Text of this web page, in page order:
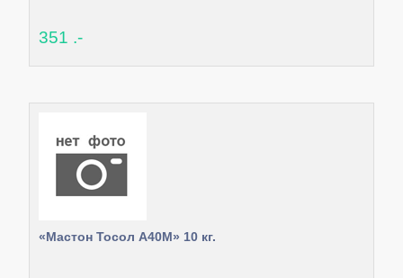
351 .-
«Мастон Тосол А40М» 10 кг.